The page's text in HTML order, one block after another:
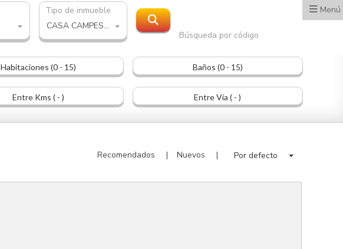
Menú
Tipo de inmueble
CASA CAMPESTRE
Búsqueda por código
Habitaciones (0 - 15) Baños (0 - 15)
Entre Kms ( - ) Entre Vía ( - )
Recomendados Nuevos Por defecto